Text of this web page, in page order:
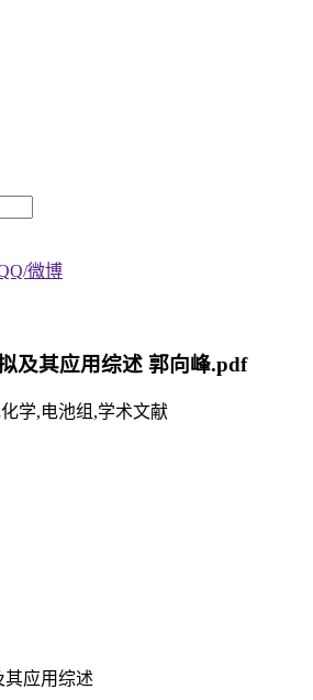
微博
及其应用综述 郭向峰.pdf
其应用综述